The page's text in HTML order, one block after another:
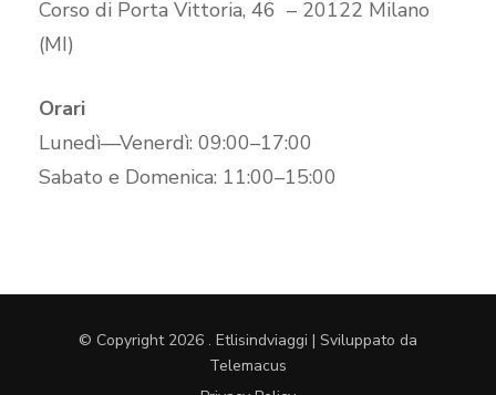
Corso di Porta Vittoria, 46 – 20122 Milano
(MI)
Orari
Lunedì—Venerdì: 09:00–17:00
Sabato e Domenica: 11:00–15:00
© Copyright 2026 . Etlisindviaggi | Sviluppato da
Telemacus